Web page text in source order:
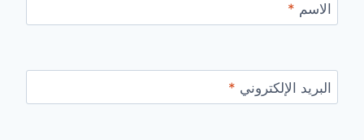
الاسم *
البريد الإلكتروني *